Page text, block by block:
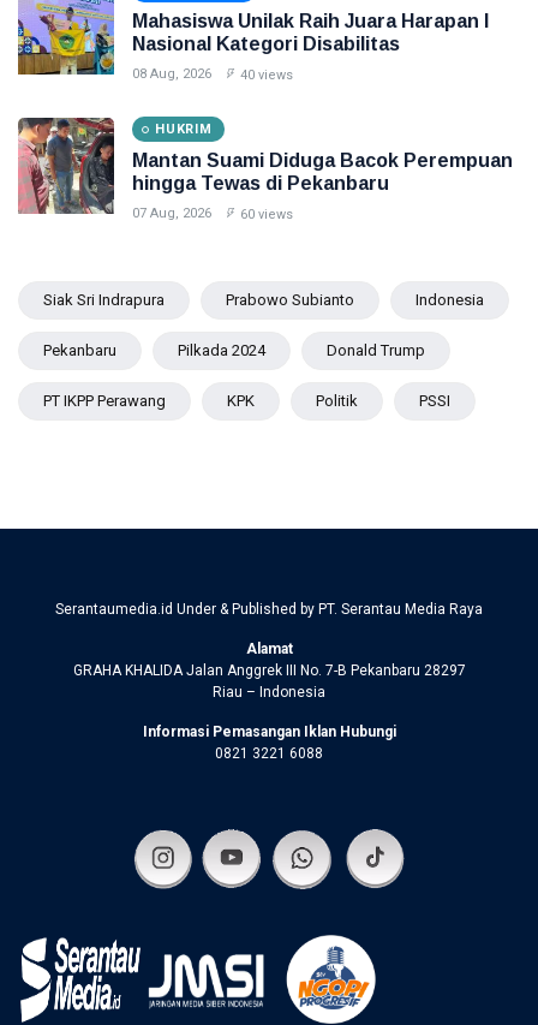
Mahasiswa Unilak Raih Juara Harapan I
Nasional Kategori Disabilitas
08 Aug, 2026 40 views
HUKRIM
Mantan Suami Diduga Bacok Perempuan
hingga Tewas di Pekanbaru
07 Aug, 2026 60 views
Siak Sri Indrapura Prabowo Subianto Indonesia
Pekanbaru Pilkada 2024 Donald Trump
PT IKPP Perawang KPK Politik PSSI
Serantaumedia.id Under & Published by PT. Serantau Media Raya
Alamat
GRAHA KHALIDA Jalan Anggrek III No. 7-B Pekanbaru 28297
Riau – Indonesia
Informasi Pemasangan Iklan Hubungi
0821 3221 6088